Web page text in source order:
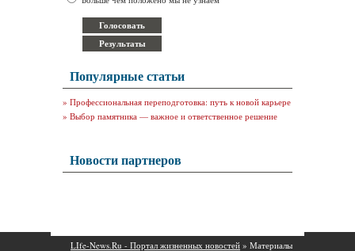
Популярные статьи
» Профессиональная переподготовка: путь к новой карьере
» Выбор памятника — важное и ответственное решение
Новости партнеров
LIfe-News.Ru - Портал жизненных новостей » Материалы